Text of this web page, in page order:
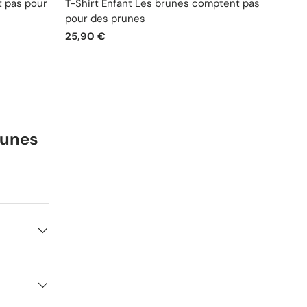
pas pour
T-Shirt Enfant Les brunes comptent pas
pour des prunes
25,90 €